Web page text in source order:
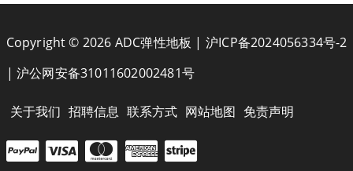
Copyright © 2026 ADC弹性地板 | 沪ICP备2024056334号-2
| 沪公网安备31011602002481号
关于我们 招聘信息 联系方式 网站地图 免责声明